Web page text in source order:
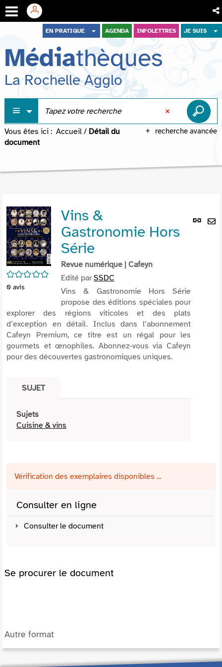
menu
contenu
recherche
EN PRATIQUE AGENDA INFOLETTRES JE SUIS
Médiathèques
La Rochelle Agglo
recherche avancée
Vous êtes ici : Accueil / Détail du
document
Lien
/5
0 avis
Vins &
Gastronomie Hors
Série
Revue numérique | Cafeyn
Edité parSSDC
Vins & Gastronomie Hors Série
propose des éditions spéciales pour
explorer des régions viticoles et des plats
d’exception en détail. Inclus dans l’abonnement
Cafeyn Premium, ce titre est un régal pour les
gourmets et œnophiles. Abonnez-vous via Cafeyn
pour des découvertes gastronomiques uniques.
SUJET
Sujets
Cuisine & vins
Vérification des exemplaires disponibles ...
Consulter en ligne
Consulter le document
Se procurer le document
Autre format